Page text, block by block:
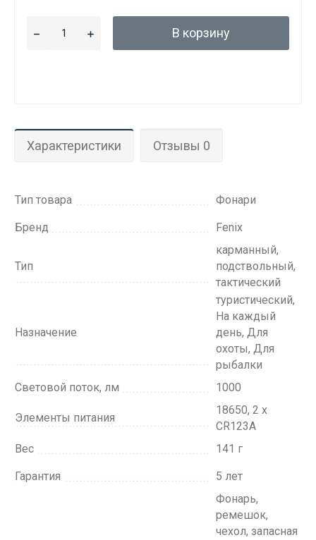
В корзину
Характеристики Отзывы 0
Тип товара Фонари
Бренд Fenix
Тип
карманный,
подствольный,
тактический
Назначение
туристический,
На каждый
день, Для
охоты, Для
рыбалки
Световой поток, лм
1000
Элементы питания
18650, 2 x
CR123A
Вес
141 г
Гарантия 5 лет
Фонарь,
ремешок,
чехол, запасная
Данные товары продаются лицам,
достигшим 18 лет!
Вам исполнилось 18 лет?
ДА НЕТ